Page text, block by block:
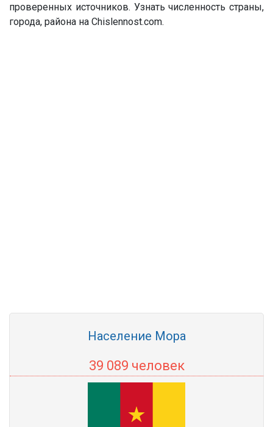
проверенных источников. Узнать численность страны,
города, района на Chislennost.com.
Население Мора
39 089 человек